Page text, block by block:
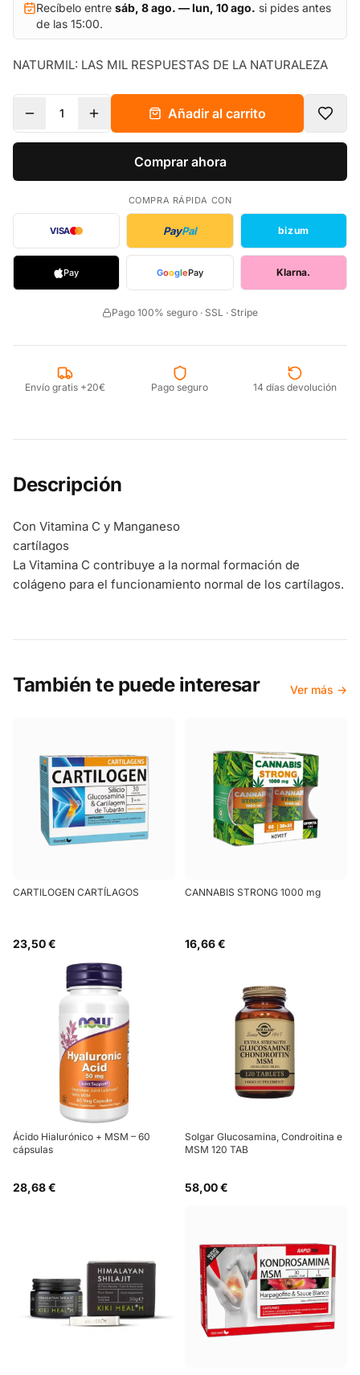
Recíbelo entre sáb, 8 ago. — lun, 10 ago. si pides antes
de las 15:00.
NATURMIL: LAS MIL RESPUESTAS DE LA NATURALEZA
1 Añadir al carrito
Comprar ahora
COMPRA RÁPIDA CON
VISA PayPal bizum
Pay GooglePay Klarna.
Pago 100% seguro · SSL · Stripe
Envío gratis +20€ Pago seguro 14 días devolución
Descripción
Con Vitamina C y Manganeso
cartílagos
La Vitamina C contribuye a la normal formación de
colágeno para el funcionamiento normal de los cartílagos.
También te puede interesar Ver más →
CARTILOGEN CARTÍLAGOS
23,50 €
CANNABIS STRONG 1000 mg
16,66 €
Ácido Hialurónico + MSM – 60
cápsulas
28,68 €
Solgar Glucosamina, Condroitina e
MSM 120 TAB
58,00 €